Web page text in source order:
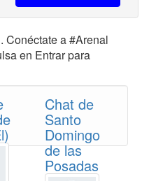
Conéctate a #Arenal
en Entrar para
Chat de
Santo
Domingo
de las
Posadas